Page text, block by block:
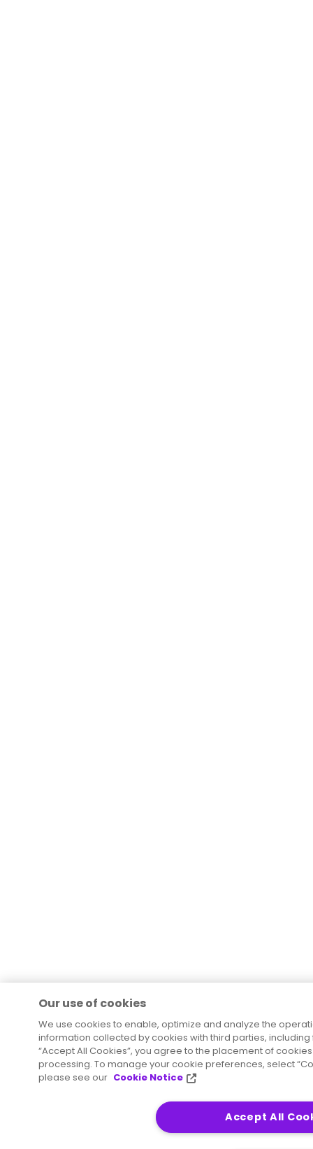
Our use of cookies
We use cookies to enable, optimize and analyze the
information collected by cookies with third parties,
“Accept All Cookies”, you agree to the placement of
processing. To manage your cookie preferences, select
please see our Cookie Notice
Accept All